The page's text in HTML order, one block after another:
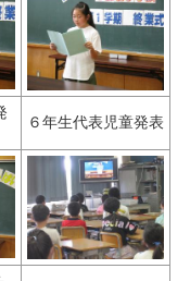
６年生代表児童発表